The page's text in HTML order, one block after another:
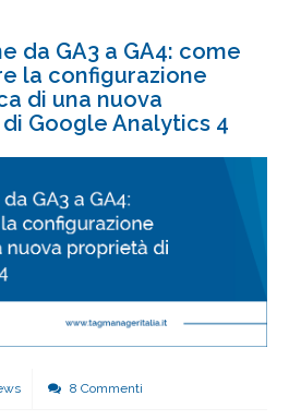
da GA3 a GA4: come
la configurazione
di una nuova
Google Analytics 4
8 Commenti